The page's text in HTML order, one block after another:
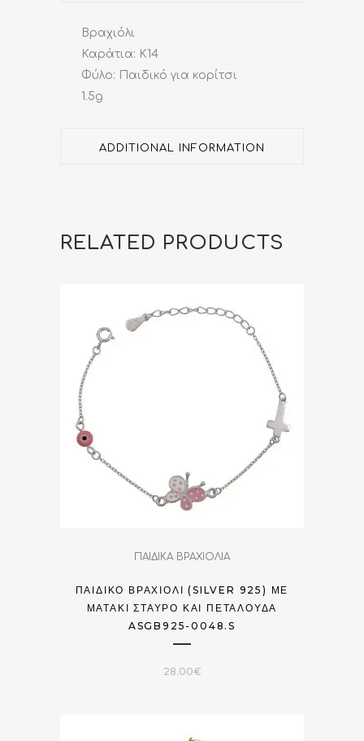
Βραχιόλι
Καράτια: Κ14
Φύλο: Παιδικό για κορίτσι
1.5g
ADDITIONAL INFORMATION
RELATED PRODUCTS
ΠΑΙΔΙΚΑ ΒΡΑΧΙΟΛΙΑ
ΠΑΙΔΙΚΌ ΒΡΑΧΙΌΛΙ (SILVER 925) ΜΕ
ΜΑΤΆΚΙ ΣΤΑΥΡΌ ΚΑΙ ΠΕΤΑΛΟΎΔΑ
ASGB925-0048.S
28.00€